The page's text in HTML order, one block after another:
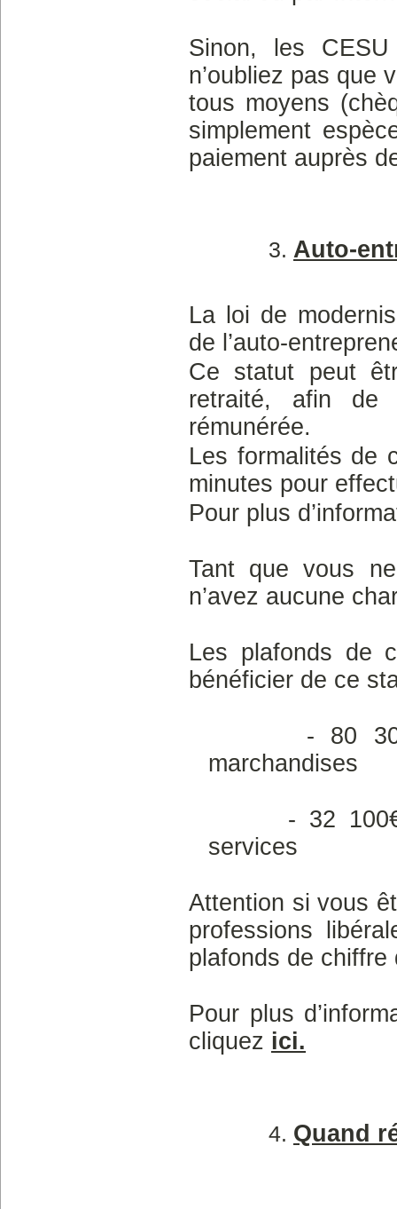
Sinon, les
n’oubliez pas que
tous moyens
simplement
paiement auprès
Auto-
La loi de
de l’auto-
Ce statut peut
retraité, afin de
rémunérée.
Les formalités de
minutes pour
Pour plus
Tant que vous
n’avez aucune
Les plafonds de
bénéficier de ce
- 80 300€
marchandises
- 32 100€
services
Attention si vous
professions
plafonds de chiffre
Pour plus
cliquez ici.
Quand